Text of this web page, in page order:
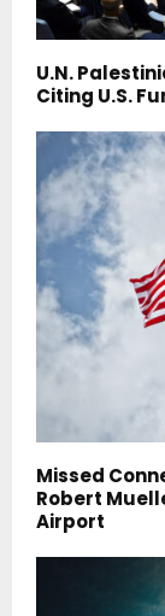
U.N.
Citing U.S.
Missed
Robert
Airport